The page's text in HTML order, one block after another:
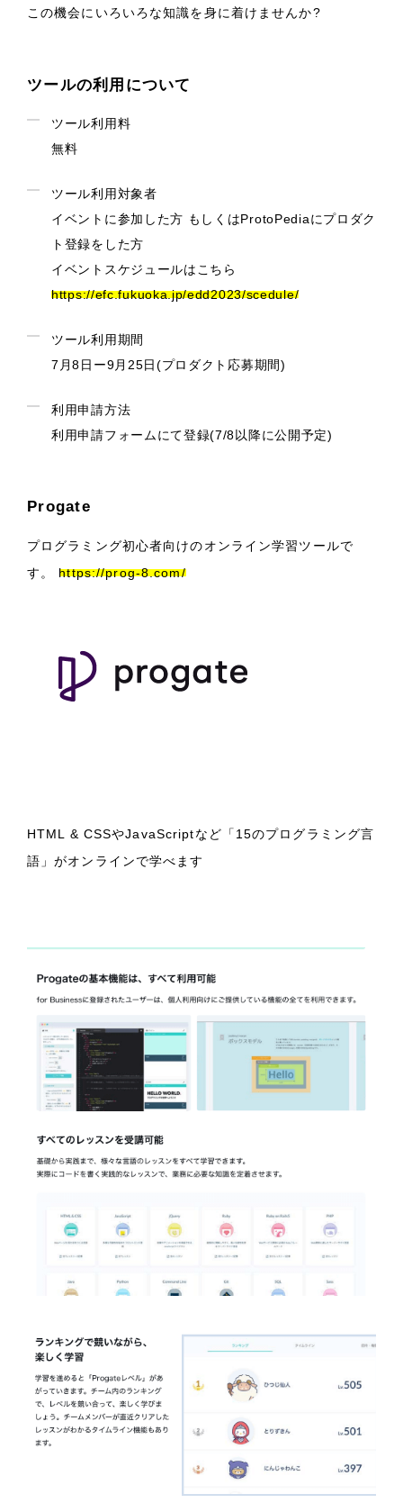
この機会にいろいろな知識を身に着けませんか?
ツールの利用について
ツール利用料
無料
ツール利用対象者
イベントに参加した方 もしくはProtoPediaにプロダク
ト登録をした方
イベントスケジュールはこちら
https://efc.fukuoka.jp/edd2023/scedule/
ツール利用期間
7月8日ー9月25日(プロダクト応募期間)
利用申請方法
利用申請フォームにて登録(7/8以降に公開予定)
Progate
プログラミング初心者向けのオンライン学習ツールで
す。 https://prog-8.com/
HTML & CSSやJavaScriptなど「15のプログラミング言
語」がオンラインで学べます